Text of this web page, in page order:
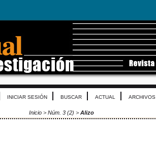
INICIAR SESIÓN BUSCAR ACTUAL ARCHIVOS
Inicio > Núm. 3 (2) > Alizo